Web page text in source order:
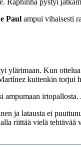
Paul ampui vihaisesti
ylärimaan. Kun
kuitenkin torjui
ampumaan
ja latausta ei
riittää vielä